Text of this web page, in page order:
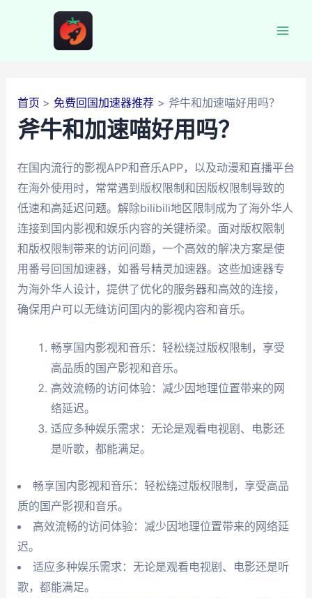
首页 免费回国加速器推荐 斧牛和加速喵好用吗？
斧牛和加速喵好用吗？
在国内流行的影视APP和音乐APP，以及动漫和直播平台
在海外使用时，常常遇到版权限制和因版权限制导致的
低速和高延迟问题。解除bilibili地区限制成为了海外华人
连接到国内影视和娱乐内容的关键桥梁。面对版权限制
和版权限制带来的访问问题，一个高效的解决方案是使
用番号回国加速器，如番号精灵加速器。这些加速器专
为海外华人设计，提供了优化的服务器和高效的连接，
确保用户可以无缝访问国内的影视内容和音乐。
畅享国内影视和音乐：轻松绕过版权限制，享受
高品质的国产影视和音乐。
高效流畅的访问体验：减少因地理位置带来的网
络延迟。
适应多种娱乐需求：无论是观看电视剧、电影还
是听歌，都能满足。
畅享国内影视和音乐：轻松绕过版权限制，享受高品
质的国产影视和音乐。
高效流畅的访问体验：减少因地理位置带来的网络延
迟。
适应多种娱乐需求：无论是观看电视剧、电影还是听
歌，都能满足。